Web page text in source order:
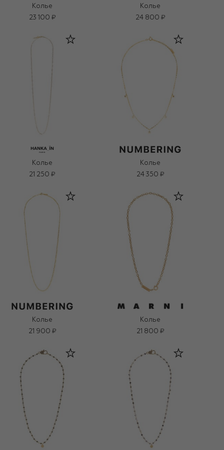
Колье
23 100 ₽
Колье
24 800 ₽
Колье
21 250 ₽
Колье
24 350 ₽
Колье
21 900 ₽
Колье
21 800 ₽